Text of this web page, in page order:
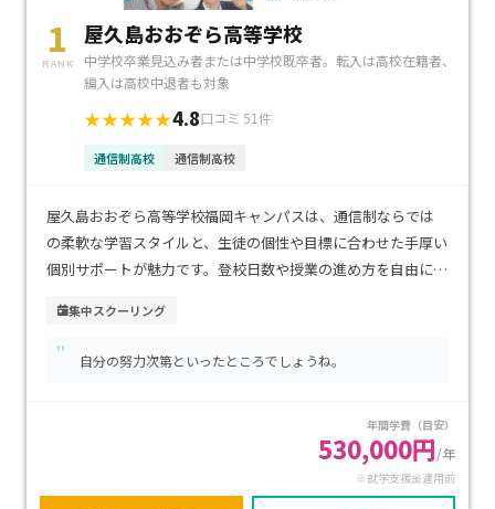
1
RANK
屋久島おおぞら高等学校
中学校卒業見込み者または中学校既卒者。転入は高校在籍者、
編入は高校中退者も対象
★★★★★4.8口コミ 51件
通信制高校 通信制高校
屋久島おおぞら高等学校福岡キャンパスは、通信制ならでは
の柔軟な学習スタイルと、生徒の個性や目標に合わせた手厚い
個別サポートが魅力です。登校日数や授業の進め方を自由に選
びたい方にも安心です。博多駅や天神駅からアクセスしやすい
都市型の立地で、通学の利便性も高い環境です。学費は通信制
高校として比較的抑えられており、経済的にも続けやすいのが
集中スクーリング
" 自分の努力次第といったところでしょうね。
年間学費（目安）
530,000円/年
※就学支援金適用前